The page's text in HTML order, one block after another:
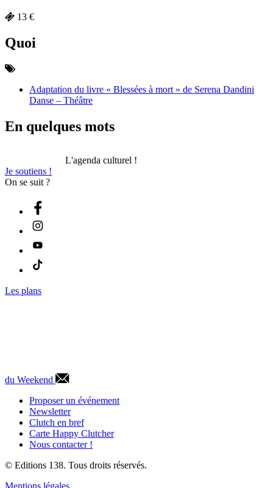
13 €
Quoi
Adaptation du livre « Blessées à mort » de Serena Dandini
Danse – Théâtre
En quelques mots
L'agenda culturel !
Je soutiens !
On se suit ?
Les plans
du Weekend
Proposer un événement
Newsletter
Clutch en bref
Carte Happy Clutcher
Nous contacter !
© Editions 138. Tous droits réservés.